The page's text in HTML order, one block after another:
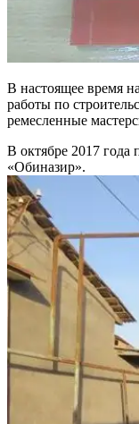
В настоящее время
работы по
ремесленные
В октябре 2017 года
«Обиназир».